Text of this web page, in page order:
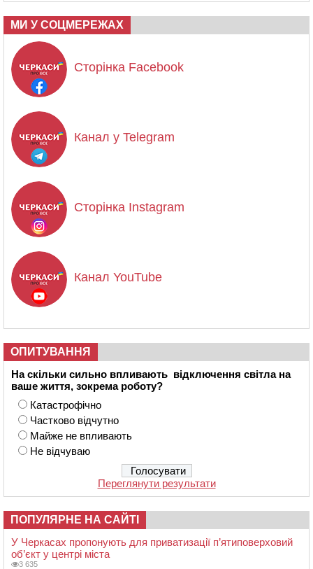
МИ У СОЦМЕРЕЖАХ
Сторінка Facebook
Канал у Telegram
Сторінка Instagram
Канал YouTube
ОПИТУВАННЯ
На скільки сильно впливають відключення світла на
ваше життя, зокрема роботу?
Катастрофічно
Частково відчутно
Майже не впливають
Не відчуваю
Переглянути результати
ПОПУЛЯРНЕ НА САЙТІ
У Черкасах пропонують для приватизації п’ятиповерховий
об’єкт у центрі міста
3 635